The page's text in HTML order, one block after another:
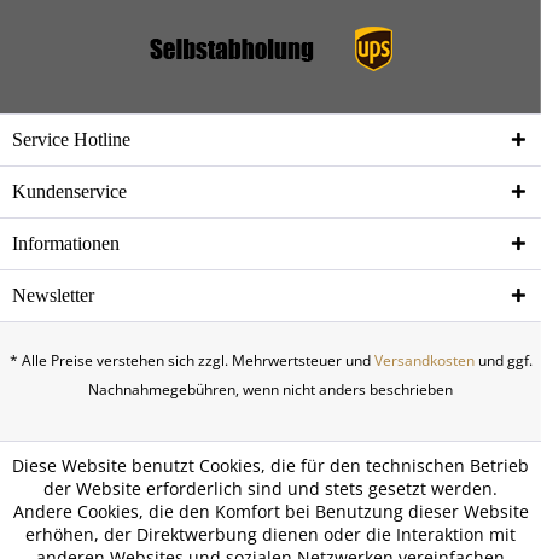
Service Hotline
Kundenservice
Informationen
Newsletter
* Alle Preise verstehen sich zzgl. Mehrwertsteuer undVersandkostenund ggf.
Nachnahmegebühren, wenn nicht anders beschrieben
Diese Website benutzt Cookies, die für den technischen Betrieb
der Website erforderlich sind und stets gesetzt werden.
Andere Cookies, die den Komfort bei Benutzung dieser Website
erhöhen, der Direktwerbung dienen oder die Interaktion mit